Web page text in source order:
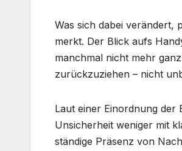
Was sich dabei verändert,
merkt. Der Blick aufs
manchmal nicht mehr
zurückzuziehen – nicht
Laut einer Einordnung der
Unsicherheit weniger mit
ständige Präsenz von